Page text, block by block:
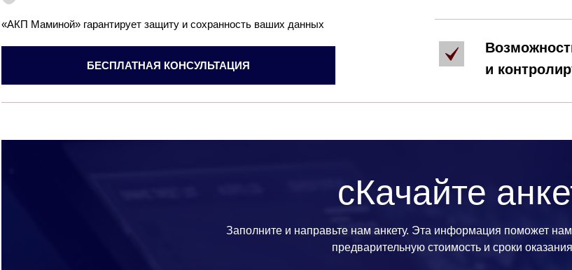
БЕСПЛАТНАЯ КОНСУЛЬТАЦИЯ
и
«АКП Маминой» гарантирует защиту и сохранность ваших данных
Заполните и направьте нам анкету. Эта информация поможет
предварительную стоимость и сроки
сКачайте